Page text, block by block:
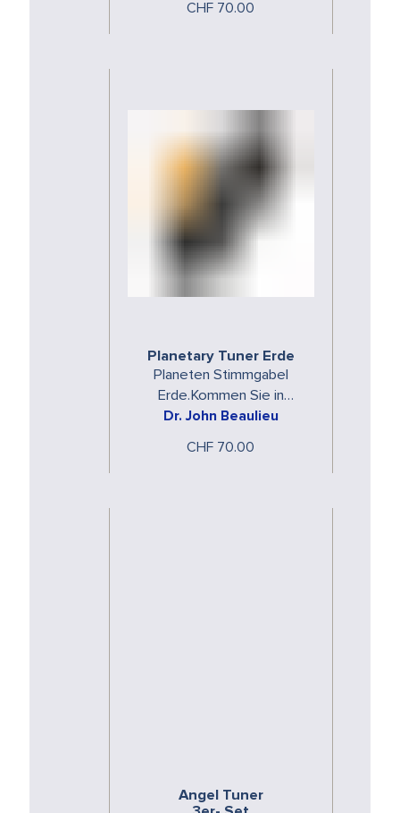
CHF 70.00
Planetary Tuner Erde
Planeten Stimmgabel
Erde.Kommen Sie in
Resonanz mit den
Dr. John Beaulieu
CHF 70.00
Angel Tuner